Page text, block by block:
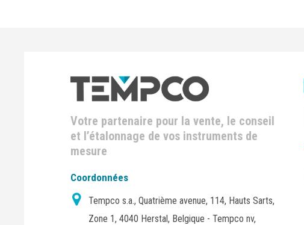
Votre partenaire pour la vente, le conseil
et l’étalonnage de vos instruments de
mesure
Coordonnées
Tempco s.a., Quatrième avenue, 114, Hauts Sarts,
Zone 1, 4040 Herstal, Belgique - Tempco nv,